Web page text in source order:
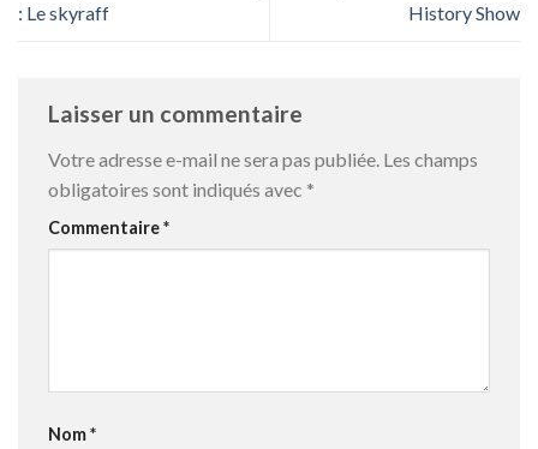
: Le skyraff
History Show
Laisser un commentaire
Votre adresse e-mail ne sera pas publiée. Les champs
obligatoires sont indiqués avec *
Commentaire*
Nom*